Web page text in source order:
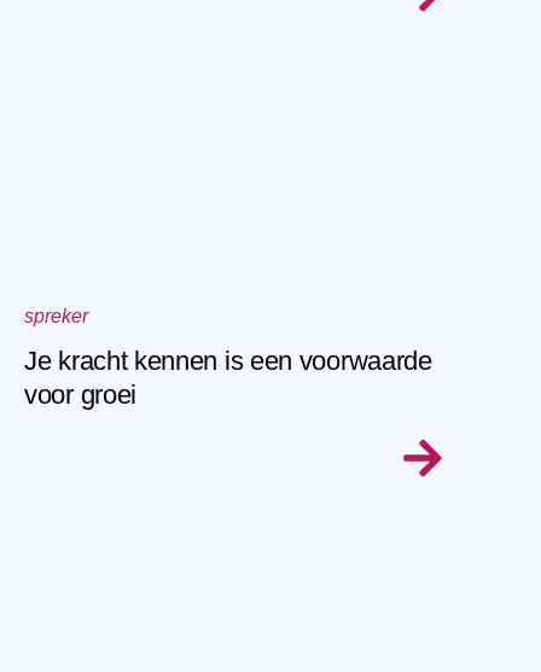
spreker
Je kracht kennen is een voorwaarde
voor groei